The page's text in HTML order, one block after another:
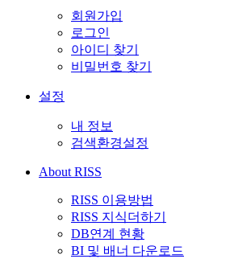
회원가입
로그인
아이디 찾기
비밀번호 찾기
설정
내 정보
검색환경설정
About RISS
RISS 이용방법
RISS 지식더하기
DB연계 현황
BI 및 배너 다운로드